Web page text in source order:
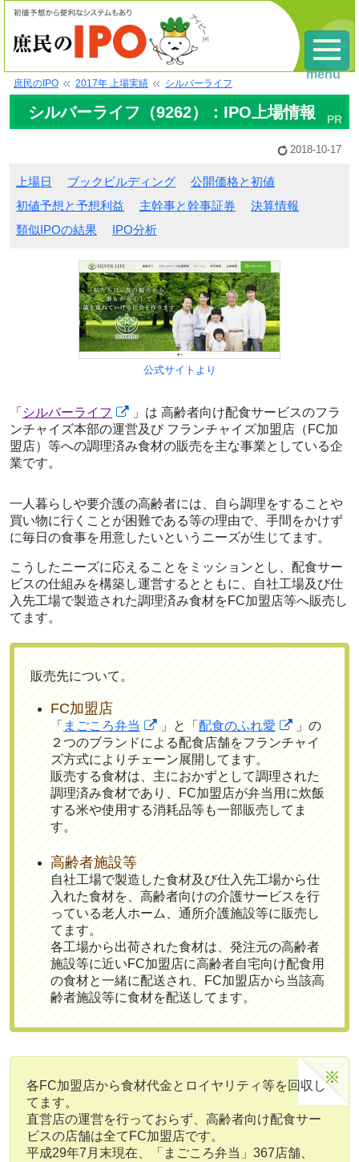
庶民のIPO 2017年 上場実績 シルバーライフ
シルバーライフ（9262）：IPO上場情報
2018-10-17
上場日 ブックビルディング
公開価格と初値
初値予想と予想利益
主幹事と幹事証券
決算情報
類似IPOの結果
IPO分析
公式サイトより
「 シルバーライフ 」は 高齢者向け配食サービスのフラ
ンチャイズ本部の運営及び フランチャイズ加盟店（FC加
盟店）等への調理済み食材の販売を主な事業としている企
業です。
一人暮らしや要介護の高齢者には、自ら調理をすることや
買い物に行くことが困難である等の理由で、手間をかけず
に毎日の食事を用意したいというニーズが生じてます。
こうしたニーズに応えることをミッションとし、配食サー
ビスの仕組みを構築し運営するとともに、自社工場及び仕
入先工場で製造された調理済み食材をFC加盟店等へ販売し
てます。
販売先について。
FC加盟店
「 まごころ弁当 」と「 配食のふれ愛
」の
２つのブランドによる配食店舗をフランチャイ
ズ方式によりチェーン展開してます。
販売する食材は、主におかずとして調理された
調理済み食材であり、FC加盟店が弁当用に炊飯
する米や使用する消耗品等も一部販売してま
す。
高齢者施設等
自社工場で製造した食材及び仕入先工場から仕
入れた食材を、高齢者向けの介護サービスを行
っている老人ホーム、通所介護施設等に販売し
てます。
各工場から出荷された食材は、発注元の高齢者
施設等に近いFC加盟店に高齢者自宅向け配食用
の食材と一緒に配送され、FC加盟店から当該高
齢者施設等に食材を配送してます。
各FC加盟店から食材代金とロイヤリティ等を回収し
てます。
直営店の運営を行っておらず、高齢者向け配食サー
ビスの店舗は全てFC加盟店です。
平成29年7月末現在、「まごころ弁当」367店舗、
menu